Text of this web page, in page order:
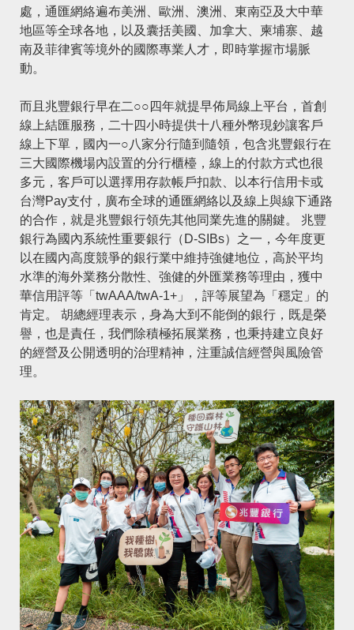
處，通匯網絡遍布美洲、歐洲、澳洲、東南亞及大中華
地區等全球各地，以及囊括美國、加拿大、柬埔寨、越
南及菲律賓等境外的國際專業人才，即時掌握市場脈
動。
而且兆豐銀行早在二○○四年就提早佈局線上平台，首創
線上結匯服務，二十四小時提供十八種外幣現鈔讓客戶
線上下單，國內一○八家分行隨到隨領，包含兆豐銀行在
三大國際機場內設置的分行櫃檯，線上的付款方式也很
多元，客戶可以選擇用存款帳戶扣款、以本行信用卡或
台灣Pay支付，廣布全球的通匯網絡以及線上與線下通路
的合作，就是兆豐銀行領先其他同業先進的關鍵。 兆豐
銀行為國內系統性重要銀行（ D-SIBs）之一，今年度更
以在國內高度競爭的銀行業中維持強健地位，高於平均
水準的海外業務分散性、強健的外匯業務等理由，獲中
華信用評等「twAAA/twA-1+」，評等展望為「穩定」的
肯定。 胡總經理表示，身為大到不能倒的銀行，既是榮
譽，也是責任，我們除積極拓展業務，也秉持建立良好
的經營及公開透明的治理精神，注重誠信經營與風險管
理。